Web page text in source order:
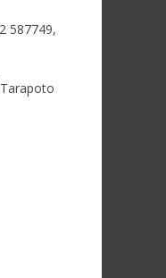
587749,
Tarapoto